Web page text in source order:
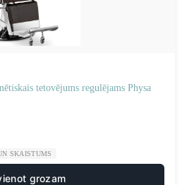
tetovējums regulējams Physa
SKAISTUMS
grozam